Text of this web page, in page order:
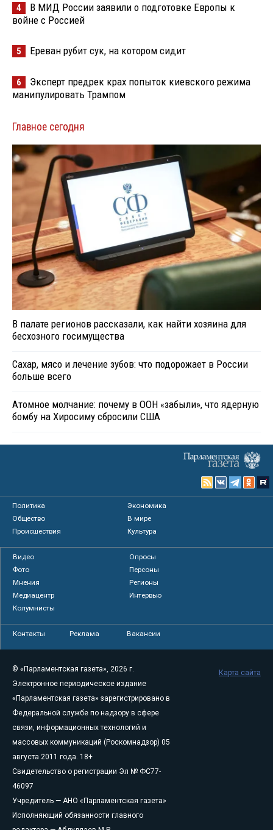
4
В МИД России заявили о подготовке Европы к
войне с Россией
5 Ереван рубит сук, на котором сидит
6
Эксперт предрек крах попыток киевского режима
манипулировать Трампом
Главное сегодня
В палате регионов рассказали, как найти хозяина для
бесхозного госимущества
Сахар, мясо и лечение зубов: что подорожает в России
больше всего
Атомное молчание: почему в ООН «забыли», что ядерную
бомбу на Хиросиму сбросили США
Политика
Экономика
Общество
В мире
Происшествия
Культура
Видео
Опросы
Фото
Персоны
Мнения
Регионы
Медиацентр
Интервью
Колумнисты
Контакты Реклама Вакансии
© «Парламентская газета», 2026 г.
Электронное периодическое издание
«Парламентская газета» зарегистрировано в
Федеральной службе по надзору в сфере
связи, информационных технологий и
массовых коммуникаций (Роскомнадзор) 05
августа 2011 года. 18+
Свидетельство о регистрации Эл № ФС77-
46097
Учредитель — АНО «Парламентская газета»
Исполняющий обязанности главного
Карта сайта